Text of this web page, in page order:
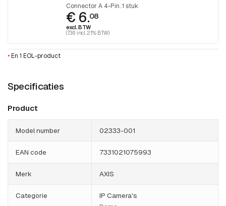
Connector A 4-Pin. 1 stuk
€ 6.08
excl. BTW
(7.36 incl. 21% BTW)
• En 1 EOL-product
Specificaties
Product
Model number 02333-001
EAN code 7331021075993
Merk AXIS
Categorie
IP Camera's